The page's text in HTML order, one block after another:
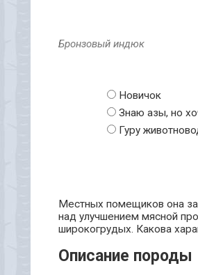
Бронзовый индюк
Новичок
Знаю азы, но
Гуру
Местных помещиков она
над улучшением мясной
широкогрудых. Какова
Описание породы